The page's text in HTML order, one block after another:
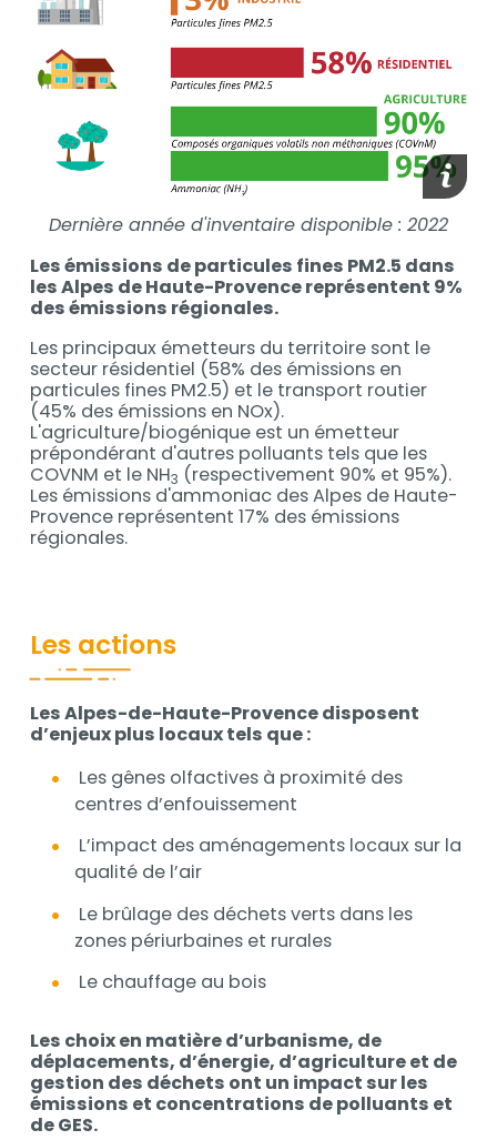
Dernière année d'inventaire disponible : 2022
Les émissions de particules fines PM2.5 dans
les Alpes de Haute-Provence représentent 9%
des émissions régionales.
Les principaux émetteurs du territoire sont le
secteur résidentiel (58% des émissions en
particules fines PM2.5) et le transport routier
(45% des émissions en NOx).
L'agriculture/biogénique est un émetteur
prépondérant d'autres polluants tels que les
COVNM et le NH3 (respectivement 90% et 95%).
Les émissions d'ammoniac des Alpes de Haute-
Provence représentent 17% des émissions
régionales.
Les actions
Contenu
Les Alpes-de-Haute-Provence disposent
d’enjeux plus locaux tels que :
Les gênes olfactives à proximité des
centres d’enfouissement
L’impact des aménagements locaux sur la
qualité de l’air
Le brûlage des déchets verts dans les
zones périurbaines et rurales
Le chauffage au bois
Les choix en matière d’urbanisme, de
déplacements, d’énergie, d’agriculture et de
gestion des déchets ont un impact sur les
émissions et concentrations de polluants et
de GES.